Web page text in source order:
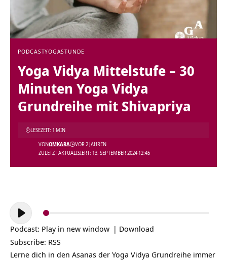
PODCASTYOGASTUNDE
Yoga Vidya Mittelstufe – 30
Minuten Yoga Vidya
Grundreihe mit Shivapriya
ZULETZT AKTUALISIERT: 13. SEPTEMBER 2024 12:45
VONOMKARA VOR 2 JAHREN
LESEZEIT: 1 MIN
Audio-
Player
Podcast: Play in new window | Download
Subscribe: RSS
Lerne dich in den Asanas der Yoga Vidya Grundreihe immer